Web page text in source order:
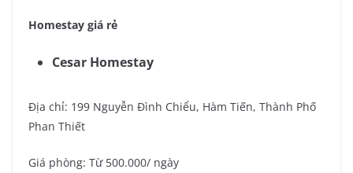
Homestay giá rẻ
Cesar Homestay
Địa chỉ: 199 Nguyễn Đình Chiểu, Hàm Tiến, Thành Phố
Phan Thiết
Giá phòng: Từ 500.000/ ngày